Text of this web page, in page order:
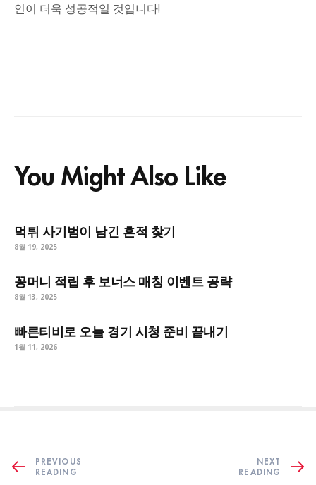
인이 더욱 성공적일 것입니다!
You Might Also Like
먹튀 사기범이 남긴 흔적 찾기
8월 19, 2025
꽁머니 적립 후 보너스 매칭 이벤트 공략
8월 13, 2025
빠른티비로 오늘 경기 시청 준비 끝내기
1월 11, 2026
PREVIOUS
READING
NEXT
READING